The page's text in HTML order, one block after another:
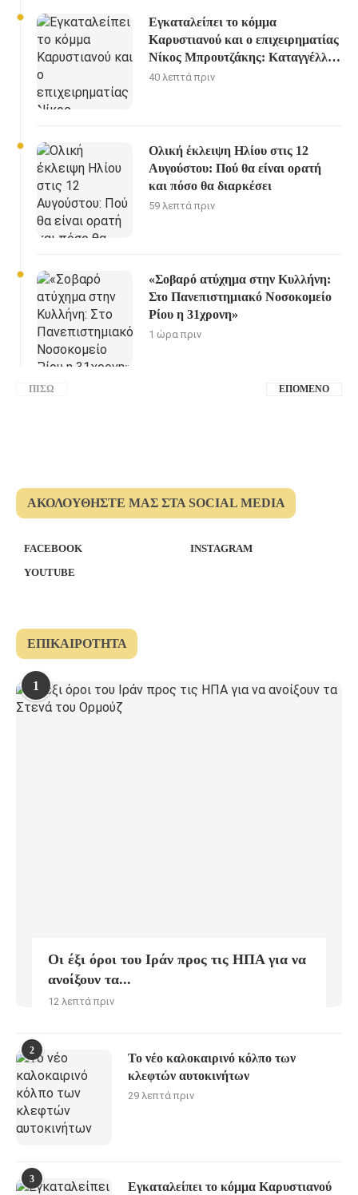
Εγκαταλείπει το κόμμα
Καρυστιανού και ο επιχειρηματίας
Νίκος Μπρουτζάκης: Καταγγέλλει
κλειστή κάστα, «λένε προδότες και
40 λεπτά πριν
Ολική έκλειψη Ηλίου στις 12
Αυγούστου: Πού θα είναι ορατή
και πόσο θα διαρκέσει
59 λεπτά πριν
«Σοβαρό ατύχημα στην Κυλλήνη:
Στο Πανεπιστημιακό Νοσοκομείο
Ρίου η 31χρονη»
1 ώρα πριν
ΠΊΣΩ ΕΠΌΜΕΝΟ
ΑΚΟΛΟΥΘΉΣΤΕ ΜΑΣ ΣΤΑ SOCIAL MEDIA
FACEBOOK
INSTAGRAM
YOUTUBE
ΕΠΙΚΑΙΡΌΤΗΤΑ
1
Οι έξι όροι του Ιράν προς τις ΗΠΑ για να
ανοίξουν τα...
12 λεπτά πριν
2
Το νέο καλοκαιρινό κόλπο των
κλεφτών αυτοκινήτων
29 λεπτά πριν
3
Εγκαταλείπει το κόμμα Καρυστιανού